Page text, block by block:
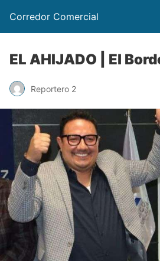
Corredor Comercial
EL AHIJADO | El
Reportero 2